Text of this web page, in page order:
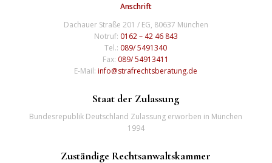
Anschrift
Dachauer Straße 201 / EG, 80637 München
Notruf: 0162 – 42 46 843
Tel.: 089/ 5491340
Fax: 089/ 54913411
E-Mail:info@strafrechtsberatung.de
Staat der Zulassung
Bundesrepublik Deutschland Zulassung erworben in München
1994
Zuständige Rechtsanwaltskammer